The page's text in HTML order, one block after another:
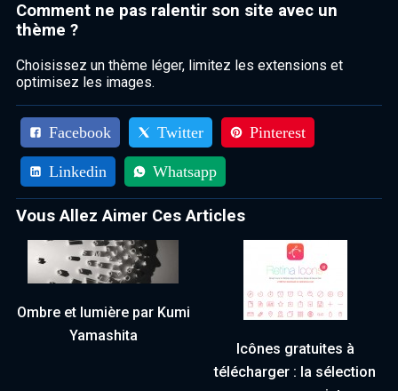
Comment ne pas ralentir son site avec un
thème ?
Choisissez un thème léger, limitez les extensions et
optimisez les images.
Facebook Twitter Pinterest
Linkedin Whatsapp
Vous Allez Aimer Ces Articles
Ombre et lumière par Kumi
Yamashita
Icônes gratuites à
télécharger : la sélection